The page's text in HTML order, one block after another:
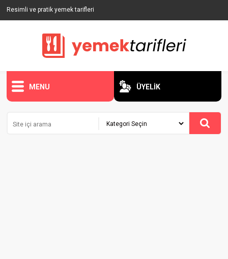
Resimli ve pratik yemek tarifleri
MENU ÜYELİK